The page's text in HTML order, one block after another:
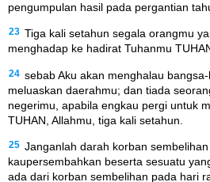
pengumpulan hasil pada pergantian
23 Tiga kali setahun segala orangmu
menghadap ke hadirat Tuhanmu
24 sebab Aku akan menghalau
meluaskan daerahmu; dan tiada
negerimu, apabila engkau pergi untuk
TUHAN, Allahmu, tiga kali setahun.
25 Janganlah darah korban
kaupersembahkan beserta sesuatu
ada dari korban sembelihan pada hari